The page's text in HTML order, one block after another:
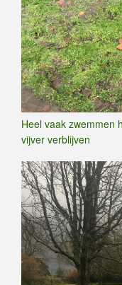
Heel vaak zwemmen
vijver verblijven